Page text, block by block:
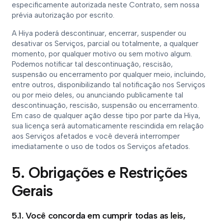
especificamente autorizada neste Contrato, sem nossa
prévia autorização por escrito.
A Hiya poderá descontinuar, encerrar, suspender ou
desativar os Serviços, parcial ou totalmente, a qualquer
momento, por qualquer motivo ou sem motivo algum.
Podemos notificar tal descontinuação, rescisão,
suspensão ou encerramento por qualquer meio, incluindo,
entre outros, disponibilizando tal notificação nos Serviços
ou por meio deles, ou anunciando publicamente tal
descontinuação, rescisão, suspensão ou encerramento.
Em caso de qualquer ação desse tipo por parte da Hiya,
sua licença será automaticamente rescindida em relação
aos Serviços afetados e você deverá interromper
imediatamente o uso de todos os Serviços afetados.
5. Obrigações e Restrições
Gerais
5.1. Você concorda em cumprir todas as leis,